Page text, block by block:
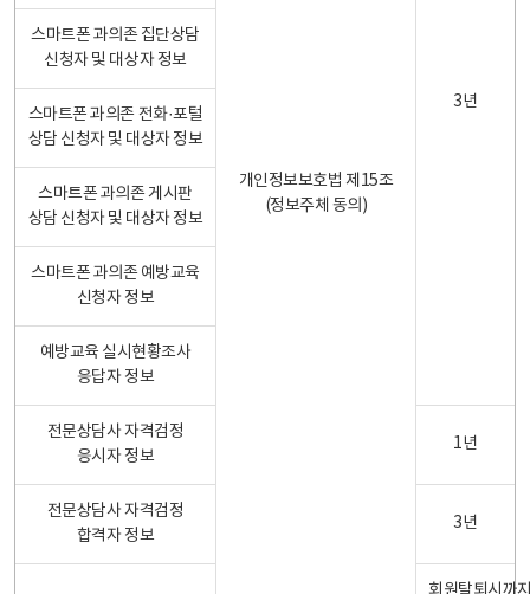
개인정보보호법 제15조
(정보주체 동의)
3년
스마트폰 과의존 집단상담
신청자 및 대상자 정보
스마트폰 과의존 전화·포털
상담 신청자 및 대상자 정보
스마트폰 과의존 게시판
상담 신청자 및 대상자 정보
스마트폰 과의존 예방교육
신청자 정보
예방교육 실시현황조사
응답자 정보
전문상담사 자격검정
응시자 정보
1년
전문상담사 자격검정
합격자 정보
3년
회원탈퇴시까